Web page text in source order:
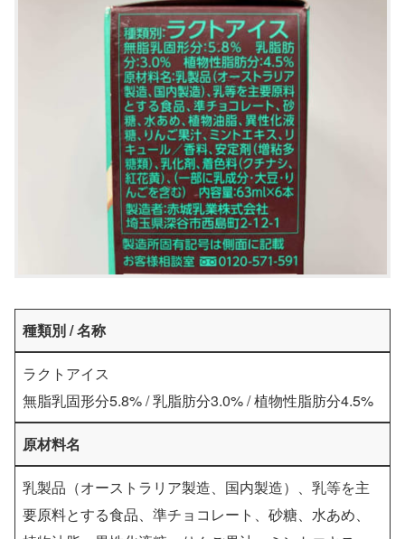
種類別 / 名称
ラクトアイス
無脂乳固形分5.8% / 乳脂肪分3.0% / 植物性脂肪分4.5%
原材料名
乳製品（オーストラリア製造、国内製造）、乳等を主
要原料とする食品、準チョコレート、砂糖、水あめ、